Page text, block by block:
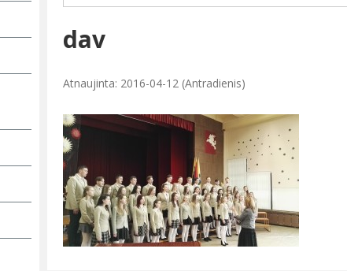
dav
Atnaujinta: 2016-04-12 (Antradienis)